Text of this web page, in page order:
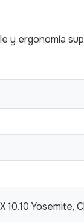
y ergonomía
10.10 Yosemite,